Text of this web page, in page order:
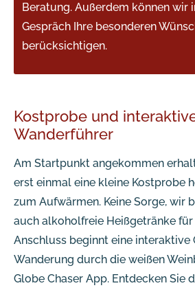
Beratung. Außerdem können wir
Gespräch Ihre besonderen
berücksichtigen.
Kostprobe und
Wanderführer
Am Startpunkt angekommen
erst einmal eine kleine Kostprobe
zum Aufwärmen. Keine Sorge, wir
auch alkoholfreie Heißgetränke für
Anschluss beginnt eine interaktive
Wanderung durch die weißen
Globe Chaser App. Entdecken Sie